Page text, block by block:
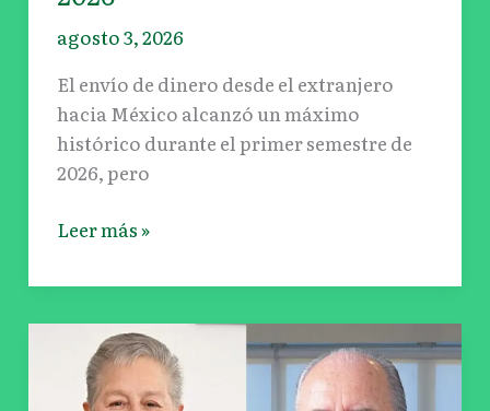
agosto 3, 2026
El envío de dinero desde el extranjero
hacia México alcanzó un máximo
histórico durante el primer semestre de
2026, pero
Leer más »
UNAM
releva